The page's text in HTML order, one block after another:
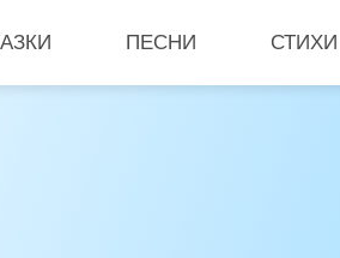
ПЕСНИ СТИХИ